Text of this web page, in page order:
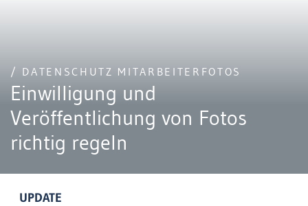
/ DATENSCHUTZ MITARBEITERFOTOS
Einwilligung und
Veröffentlichung von Fotos
richtig regeln
UPDATE